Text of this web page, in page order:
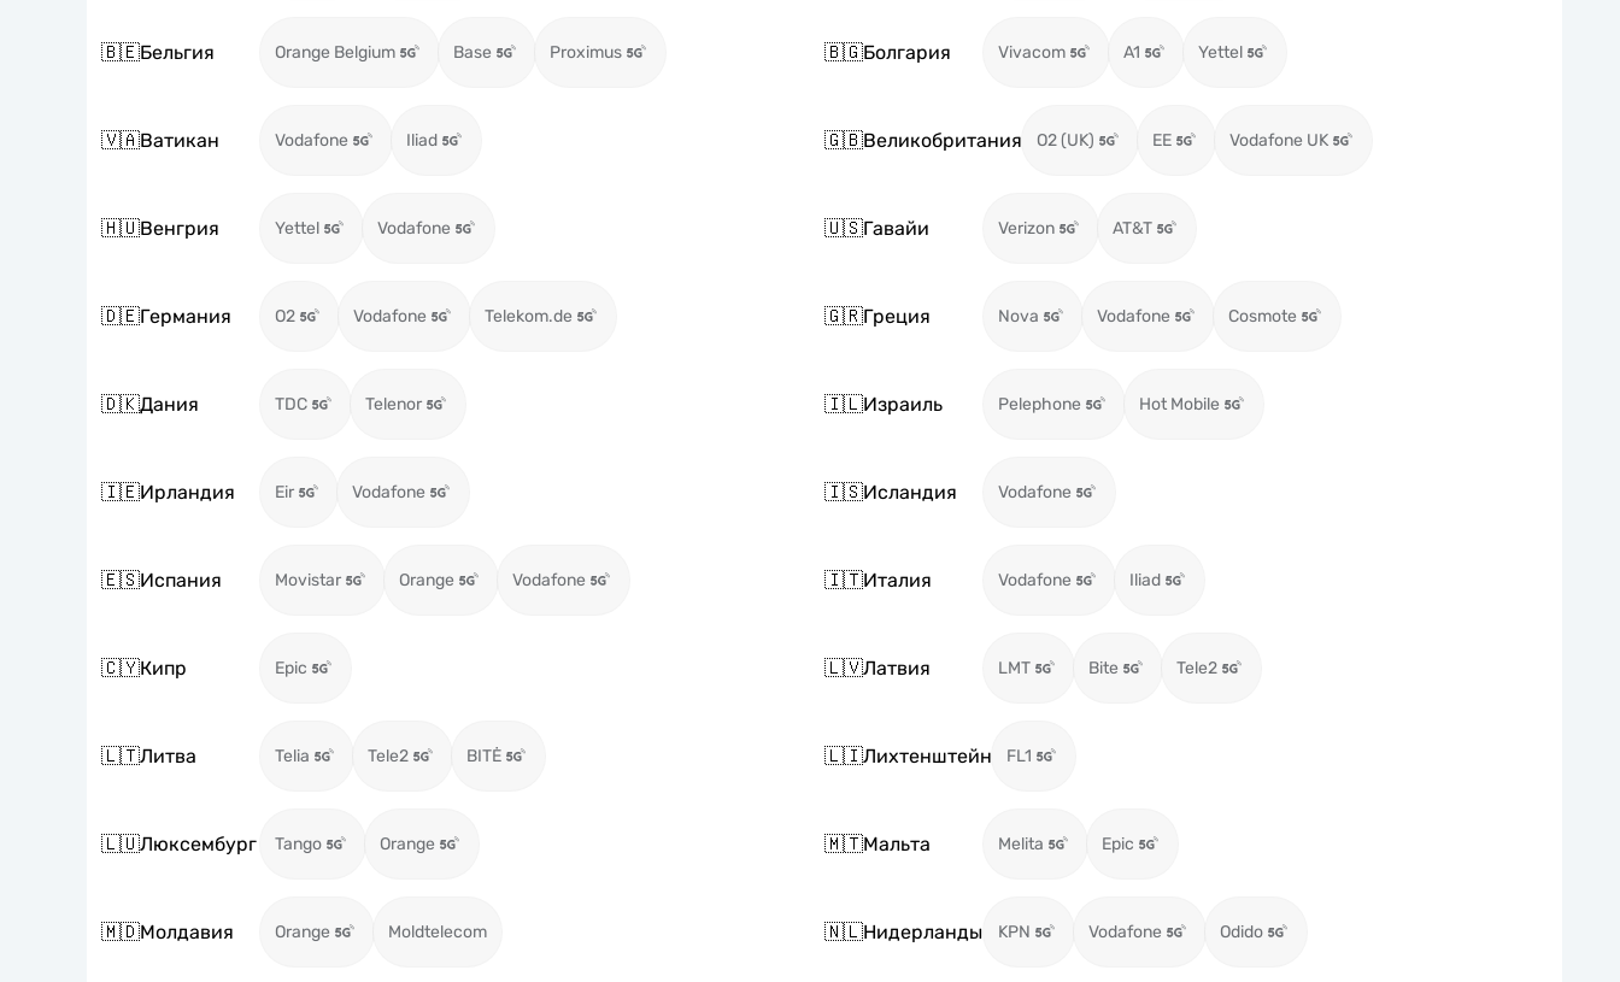
🇧🇪Бельгия Orange Belgium Base Proximus 🇧🇬Болгария Vivacom A1 Yettel
🇻🇦Ватикан Vodafone Iliad 🇬🇧Великобритания O2 (UK) EE Vodafone UK
🇭🇺Венгрия Yettel Vodafone 🇺🇸Гавайи Verizon AT&T
🇩🇪Германия O2 Vodafone Telekom.de 🇬🇷Греция Nova Vodafone Cosmote
🇩🇰Дания TDC Telenor 🇮🇱Израиль Pelephone Hot Mobile
🇮🇪Ирландия Eir Vodafone 🇮🇸Исландия Vodafone
🇪🇸Испания Movistar Orange Vodafone 🇮🇹Италия Vodafone Iliad
🇨🇾Кипр Epic 🇱🇻Латвия LMT Bite Tele2
🇱🇹Литва Telia Tele2 BITĖ 🇱🇮Лихтенштейн FL1
🇱🇺Люксембург Tango Orange 🇲🇹Мальта Melita Epic
🇲🇩Молдавия Orange Moldtelecom 🇳🇱Нидерланды KPN Vodafone Odido